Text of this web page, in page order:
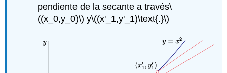
pendiente de la secante a través\
((x_0,y_0)\) y\((x'_1,y'_1)\text{.}\)